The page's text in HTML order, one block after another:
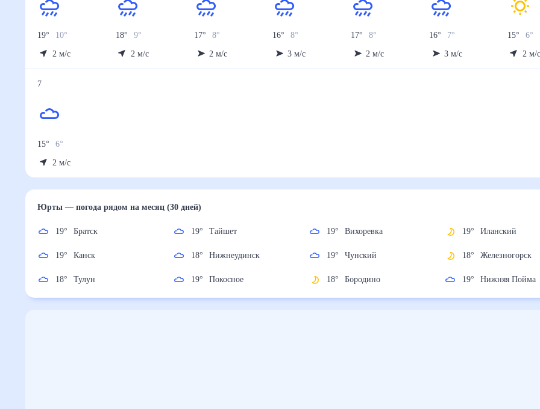
19° 10°
2 м/с
18° 9°
2 м/с
17° 8°
2 м/с
16° 8°
3 м/с
17° 8°
2 м/с
16° 7°
3 м/с
15° 6°
2 м/
7
15° 6°
2 м/с
Юрты — погода рядом на месяц (30 дней)
19° Братск
19° Канск
18° Тулун
19° Тайшет
18° Нижнеудинск
19° Покосное
19° Вихоревка
19° Чунский
18° Бородино
19° Иланский
18°
19° Нижняя